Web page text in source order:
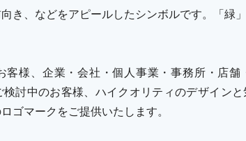
き、などをアピールしたシンボルです。「緑
客様、企業・会社・個人事業・事務所・店舗
討中のお客様、ハイクオリティのデザイン
ゴマークをご提供いたします。